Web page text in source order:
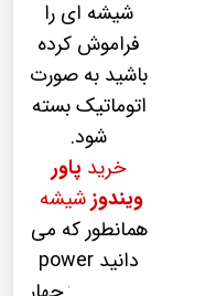
شیشه ای را
فراموش کرده
باشید به صورت
اتوماتیک بسته
شود.
خرید پاور
ویندوزشیشه
همانطور که می
دانید power